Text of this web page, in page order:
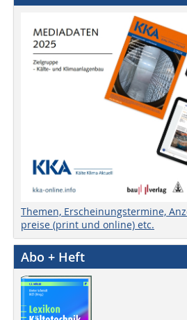
Themen, Erscheinungstermine,
preise (print und online) etc.
Abo + Heft